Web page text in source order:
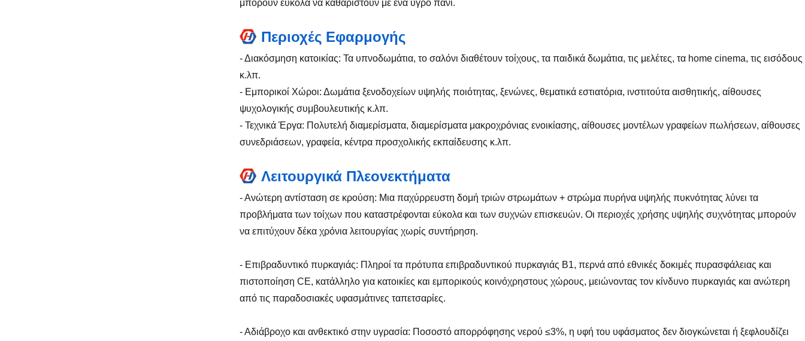
μπορούν εύκολα να καθαριστούν με ένα υγρό πανί.
Περιοχές Εφαρμογής
- Διακόσμηση κατοικίας: Τα υπνοδωμάτια, το σαλόνι διαθέτουν τοίχους, τα παιδικά δωμάτια, τις μελέτες, τα home cinema, τις εισόδους
κ.λπ.
- Εμπορικοί Χώροι: Δωμάτια ξενοδοχείων υψηλής ποιότητας, ξενώνες, θεματικά εστιατόρια, ινστιτούτα αισθητικής, αίθουσες
ψυχολογικής συμβουλευτικής κ.λπ.
- Τεχνικά Έργα: Πολυτελή διαμερίσματα, διαμερίσματα μακροχρόνιας ενοικίασης, αίθουσες μοντέλων γραφείων πωλήσεων, αίθουσες
συνεδριάσεων, γραφεία, κέντρα προσχολικής εκπαίδευσης κ.λπ.
Λειτουργικά Πλεονεκτήματα
- Ανώτερη αντίσταση σε κρούση: Μια παχύρρευστη δομή τριών στρωμάτων + στρώμα πυρήνα υψηλής πυκνότητας λύνει τα
προβλήματα των τοίχων που καταστρέφονται εύκολα και των συχνών επισκευών. Οι περιοχές χρήσης υψηλής συχνότητας μπορούν
να επιτύχουν δέκα χρόνια λειτουργίας χωρίς συντήρηση.
- Επιβραδυντικό πυρκαγιάς: Πληροί τα πρότυπα επιβραδυντικού πυρκαγιάς Β1, περνά από εθνικές δοκιμές πυρασφάλειας και
πιστοποίηση CE, κατάλληλο για κατοικίες και εμπορικούς κοινόχρηστους χώρους, μειώνοντας τον κίνδυνο πυρκαγιάς και ανώτερη
από τις παραδοσιακές υφασμάτινες ταπετσαρίες.
- Αδιάβροχο και ανθεκτικό στην υγρασία: Ποσοστό απορρόφησης νερού ≤3%, η υφή του υφάσματος δεν διογκώνεται ή ξεφλουδίζει